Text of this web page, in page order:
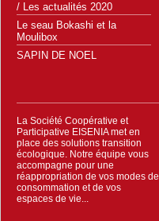
/ Les actualités 2020
Le seau Bokashi et la
Moulibox
SAPIN DE NOEL
La Société Coopérative et
Participative EISENIA met en
place des solutions transition
écologique. Notre équipe vous
accompagne pour une
réappropriation de vos modes de
consommation et de vos
espaces de vie...